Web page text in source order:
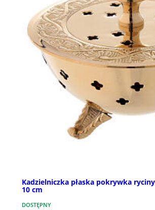
Kadzielniczka płaska pokrywka
10 cm
DOSTĘPNY